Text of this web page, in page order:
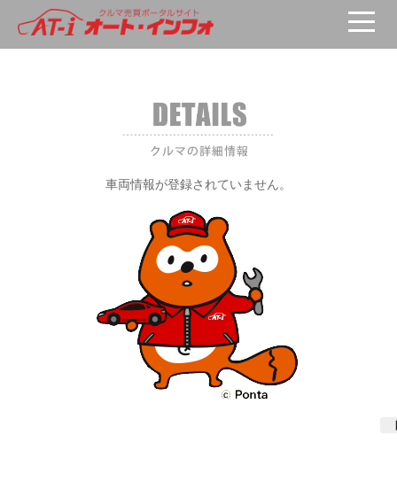
車両が選択されていません。
車両情報が登録されていません。